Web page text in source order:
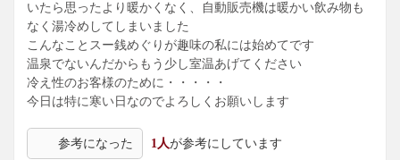
いたら思ったより暖かくなく、自動販売機は暖かい飲み物も
なく湯冷めしてしまいました
こんなことスー銭めぐりが趣味の私には始めてです
温泉でないんだからもう少し室温あげてください
冷え性のお客様のために・・・・・
今日は特に寒い日なのでよろしくお願いします
参考になった 1人が参考にしています